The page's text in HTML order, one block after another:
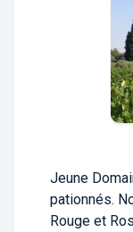
Jeune
pationnés.
Rouge et